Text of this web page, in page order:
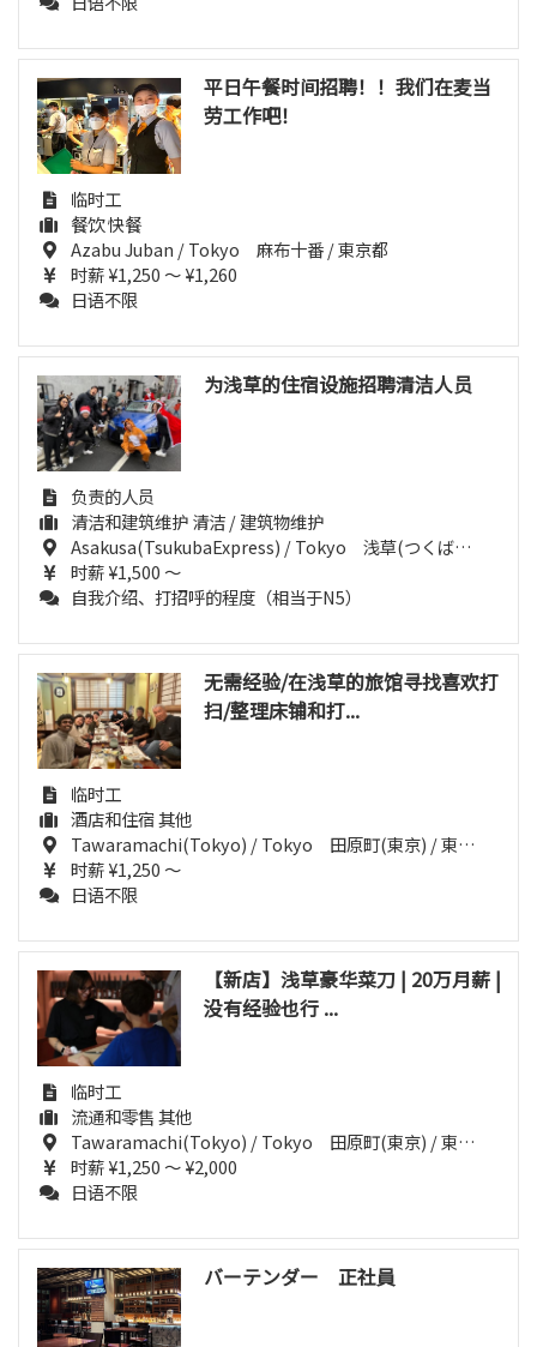
平日午餐时间招聘！！我们在麦当
劳工作吧！
临时工
餐饮 快餐
Azabu Juban / Tokyo 麻布十番 / 東京都
时薪 ¥1,250 ～ ¥1,260
日语不限
为浅草的住宿设施招聘清洁人员
负责的人员
清洁和建筑维护 清洁 / 建筑物维护
Asakusa(TsukubaExpress) / Tokyo 浅草(つくばEXP) / 東京都
时薪 ¥1,500 ～
自我介绍、打招呼的程度（相当于N5）
无需经验/在浅草的旅馆寻找喜欢打
扫/整理床铺和打...
临时工
酒店和住宿 其他
Tawaramachi(Tokyo) / Tokyo 田原町(東京) / 東京都
时薪 ¥1,250 ～
日语不限
【新店】浅草豪华菜刀 | 20万月薪 |
没有经验也行 ...
临时工
流通和零售 其他
Tawaramachi(Tokyo) / Tokyo 田原町(東京) / 東京都
时薪 ¥1,250 ～ ¥2,000
日语不限
バーテンダー 正社員